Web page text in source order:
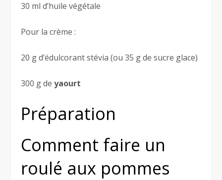
30 ml d’huile végétale
Pour la crème :
20 g d’édulcorant stévia (ou 35 g de sucre glace)
300 g deyaourt
Préparation
Comment faire un
roulé aux pommes